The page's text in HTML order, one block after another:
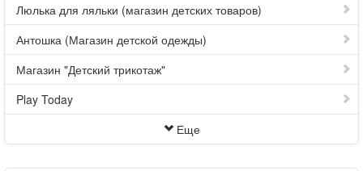
Люлька для ляльки (магазин детских товаров)
Антошка (Магазин детской одежды)
Магазин "Детский трикотаж"
Play Today
Еще